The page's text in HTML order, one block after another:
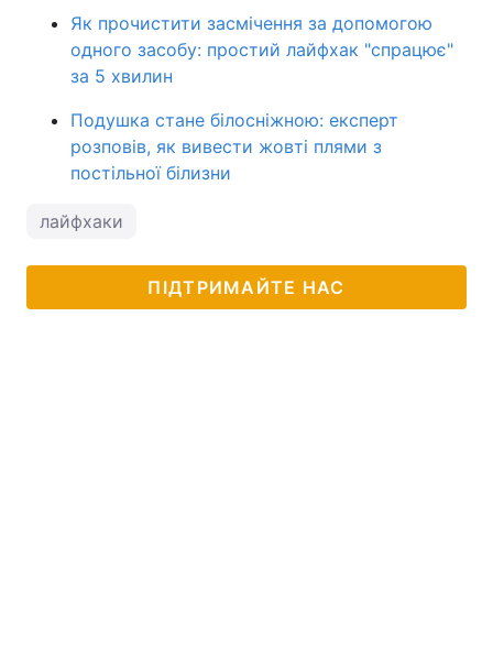
Як прочистити засмічення за допомогою
одного засобу: простий лайфхак "спрацює"
за 5 хвилин
Подушка стане білосніжною: експерт
розповів, як вивести жовті плями з
постільної білизни
лайфхаки
ПІДТРИМАЙТЕ НАС